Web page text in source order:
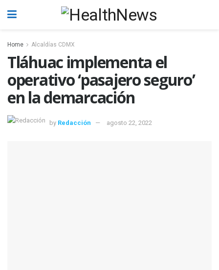
Home Alcaldías CDMX
Tláhuac implementa el
operativo ‘pasajero seguro’
en la demarcación
by Redacción agosto 22, 2022